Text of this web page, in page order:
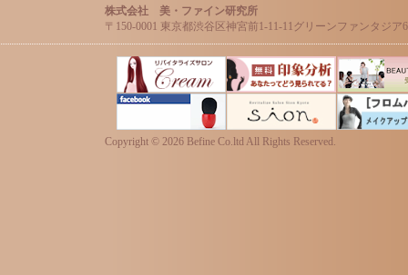
株式会社 美・ファイン研究所
〒150-0001 東京都渋谷区神宮前1-11-11グリーンファンタジア
Copyright © 2026 Befine Co.ltd All Rights Reserved.